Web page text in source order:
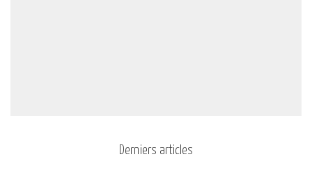
Derniers articles